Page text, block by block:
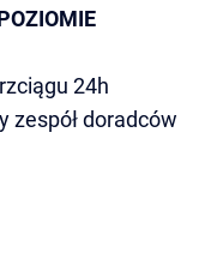
24h
zespół doradców